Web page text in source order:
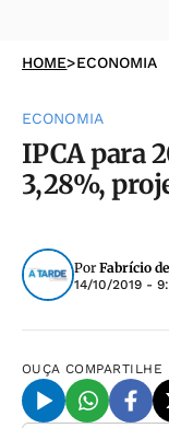
HOME>ECONOMIA
ECONOMIA
IPCA para
3,28%,
Por Fabrício
14/10/2019 -
OUÇA COMPARTILHE